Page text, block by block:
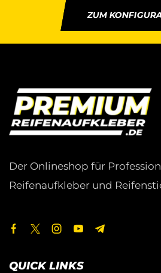
ZUM
Der Onlineshop für
Reifenaufkleber und
QUICK LINKS